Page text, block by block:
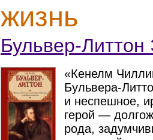
жизнь
Бульвер-Литтон
«Кенелм
Бульвера-
и неспешное,
герой —
рода,